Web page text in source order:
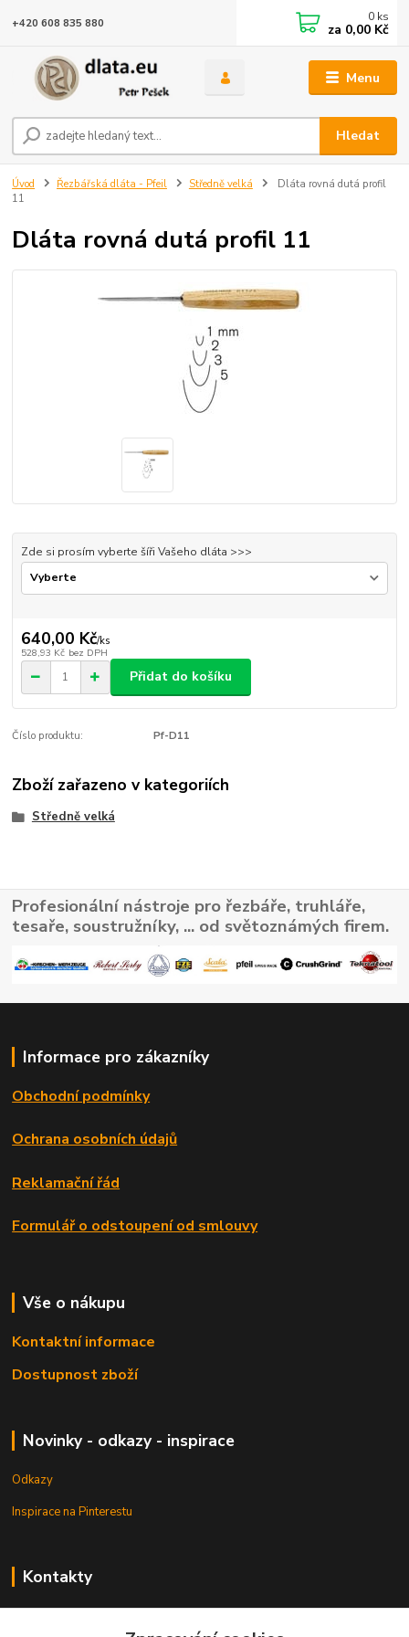
Menu
Hledat
+420 608 835 880 0 ks
za 0,00 Kč
Úvod Řezbářská dláta - Pfeil Středně velká
Dláta rovná dutá profil
11
Dláta rovná dutá profil 11
Zde si prosím vyberte šíři Vašeho dláta >>>
640,00 Kč/ks
528,93 Kč bez DPH
Přidat do košíku
Číslo produktu: Pf-D11
Zboží zařazeno v kategoriích
Středně velká
Profesionální nástroje pro řezbáře, truhláře,
tesaře, soustružníky, ... od světoznámých firem.
Informace pro zákazníky
Obchodní podmínky
Ochrana osobních údajů
Reklamační řád
Formulář o odstoupení od smlouvy
Vše o nákupu
Kontaktní informace
Dostupnost zboží
Novinky - odkazy - inspirace
Odkazy
Inspirace na Pinterestu
Kontakty
Petr Pešek